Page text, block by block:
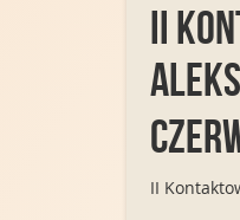
II
II